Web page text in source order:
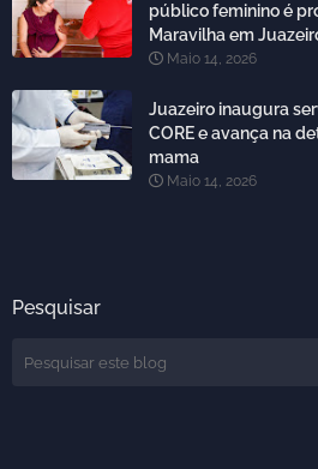
público feminino é
Maravilha em
Maio 14, 2026
Juazeiro inaugura
CORE e avança na
mama
Maio 14, 2026
Pesquisar